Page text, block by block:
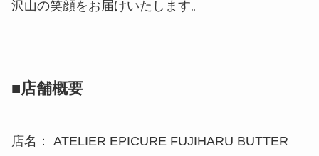
沢山の笑顔をお届けいたします。
■店舗概要
店名： ATELIER EPICURE FUJIHARU BUTTER